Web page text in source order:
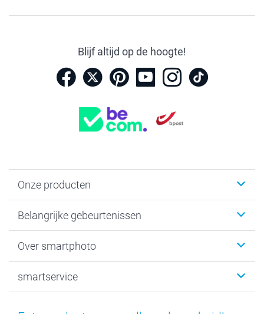
Blijf altijd op de hoogte!
Onze producten
Fotogeschenken
Fotoprints, Fotoposter & Fotoalbum met fotoprints
MyNameBook
Belangrijke gebeurtenissen
Baby
Communie- en Lentefeest
Over smartphoto
Duurzaamheid
smartservice